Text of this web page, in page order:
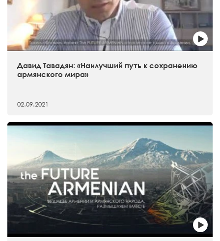
Давид Тавадян: «Наилучший путь к сохранению
армянского мира»
02.09.2021